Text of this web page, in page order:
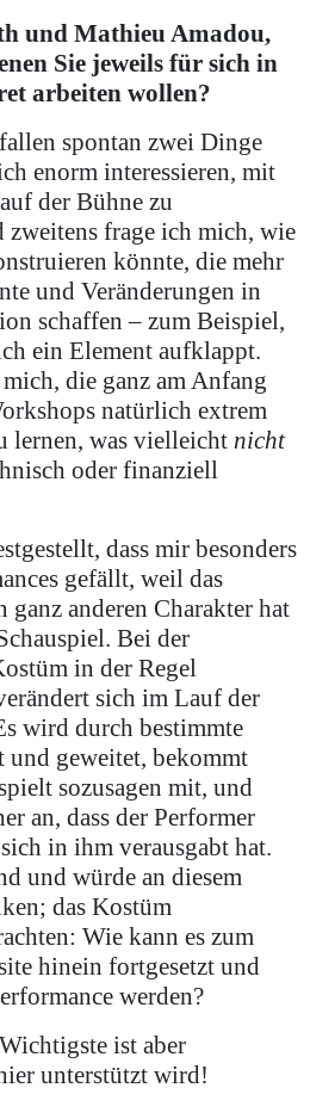
und Mathieu Amadou,
Sie jeweils für sich in
arbeiten wollen?
spontan zwei Dinge
enorm interessieren, mit
der Bühne zu
zweitens frage ich mich, wie
könnte, die mehr
und Veränderungen in
schaffen – zum Beispiel,
ein Element aufklappt.
die ganz am Anfang
natürlich extrem
lernen, was vielleicht nicht
oder finanziell
dass mir besonders
gefällt, weil das
anderen Charakter hat
Bei der
in der Regel
sich im Lauf der
wird durch bestimmte
und geweitet, bekommt
sozusagen mit, und
an, dass der Performer
in ihm verausgabt hat.
und würde an diesem
das Kostüm
Wie kann es zum
hinein fortgesetzt und
werden?
ist aber
unterstützt wird!